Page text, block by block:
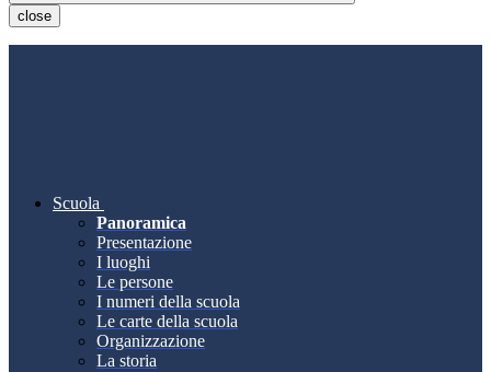
close
Scuola
Panoramica
Presentazione
I luoghi
Le persone
I numeri della scuola
Le carte della scuola
Organizzazione
La storia